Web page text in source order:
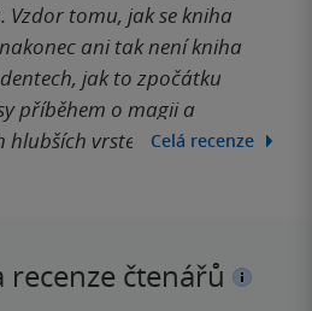
tomu, jak se kniha
ani tak není kniha
jak to zpočátku
příběhem o magii a
vrstev.
Celá recenze
čtenářů